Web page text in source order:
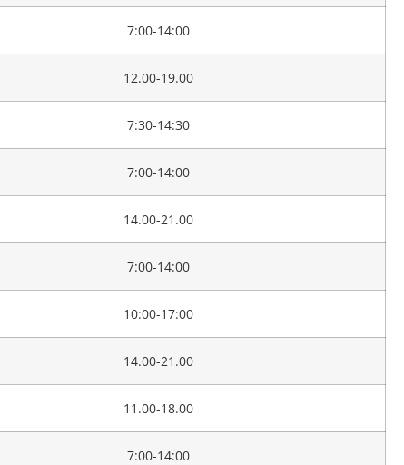
7:00-14:00
12.00-19.00
7:30-14:30
7:00-14:00
14.00-21.00
7:00-14:00
10:00-17:00
14.00-21.00
11.00-18.00
7:00-14:00